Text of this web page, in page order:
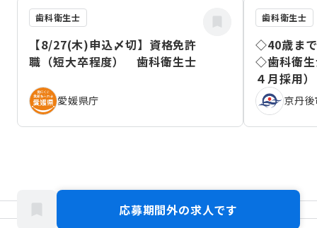
歯科衛生士
【8/27(木)申込〆切】資格免許
職（短大卒程度） 歯科衛生士
愛媛県庁
歯科衛生士
◇40歳ま
◇歯科衛生
４月採用）
京丹
応募期間外の求人です